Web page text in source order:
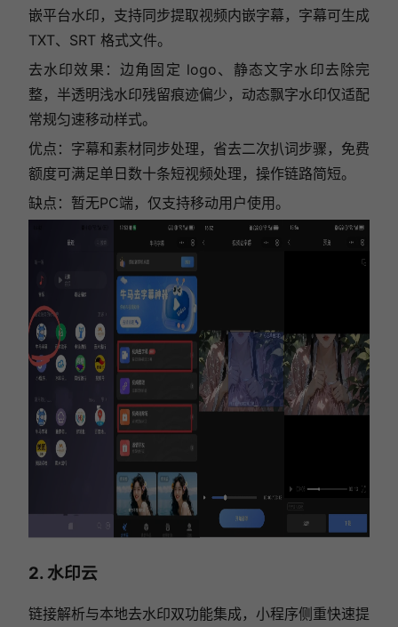
嵌平台水印，支持同步提取视频内嵌字幕，字幕可生成
TXT、SRT 格式文件。
去水印效果：边角固定 logo、静态文字水印去除完
整，半透明浅水印残留痕迹偏少，动态飘字水印仅适配
常规匀速移动样式。
优点：字幕和素材同步处理，省去二次扒词步骤，免费
额度可满足单日数十条短视频处理，操作链路简短。
缺点：暂无PC端，仅支持移动用户使用。
2. 水印云
链接解析与本地去水印双功能集成，小程序侧重快速提